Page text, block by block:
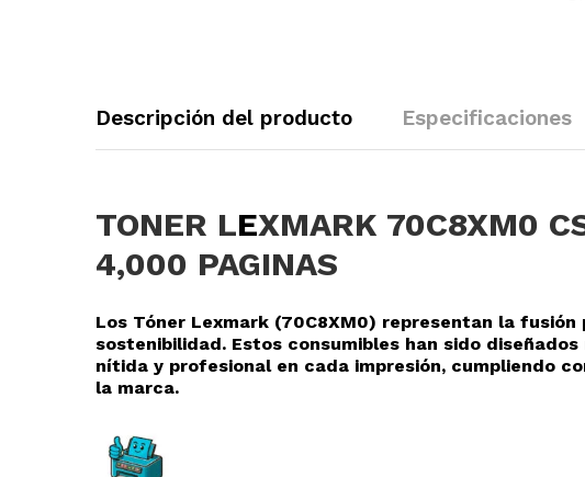
Descripción del producto Especificaciones
TONER LEXMARK 70C8XM0
4,000 PAGINAS
Los Tóner Lexmark (70C8XM0) representan la
sostenibilidad. Estos consumibles han sido
nítida y profesional en cada impresión, cumpliendo
la marca.